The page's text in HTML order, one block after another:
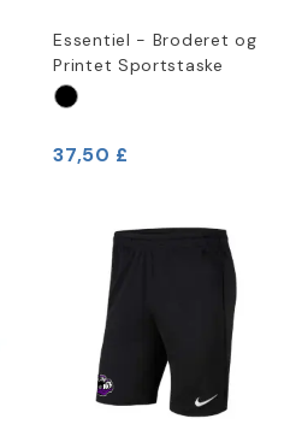
Essentiel - Broderet og
Printet Sportstaske
37,50 £